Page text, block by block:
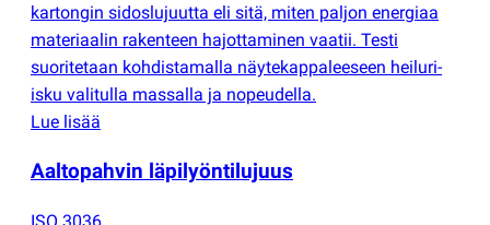
kartongin sidoslujuutta eli sitä, miten paljon energiaa
materiaalin rakenteen hajottaminen vaatii. Testi
suoritetaan kohdistamalla näytekappaleeseen heiluri-
isku valitulla massalla ja nopeudella.
Lue lisää
Aaltopahvin läpilyöntilujuus